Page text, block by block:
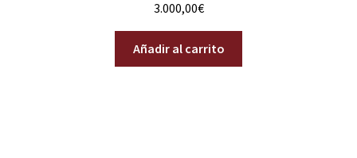
3.000,00€
Añadir al carrito